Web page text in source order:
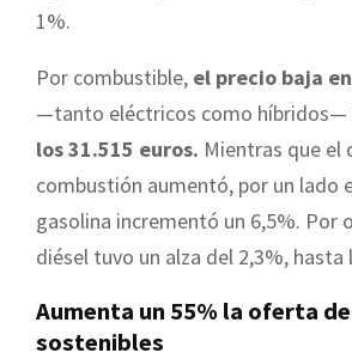
1%.
Por combustible, el precio baja
—tanto eléctricos como híbridos—
los 31.515 euros. Mientras que el
combustión aumentó, por un lado
gasolina incrementó un 6,5%. Por
diésel tuvo un alza del 2,3%, hasta
Aumenta un 55% la oferta
sostenibles